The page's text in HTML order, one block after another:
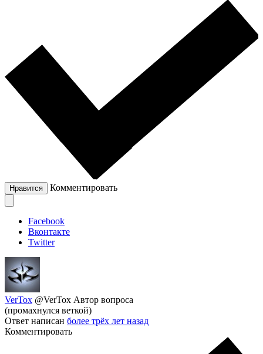
Нравится Комментировать
Facebook
Вконтакте
Twitter
VerTox @VerTox Автор вопроса
(промахнулся веткой)
Ответ написан более трёх лет назад
Комментировать